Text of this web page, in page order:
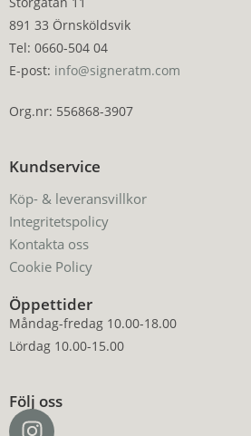
891 33 Örnsköldsvik
Tel: 0660-504 04
E-post: info@signeratm.com
Org.nr: 556868-3907
Kundservice
Köp- & leveransvillkor
Integritetspolicy
Kontakta oss
Cookie Policy
Öppettider
Måndag-fredag 10.00-18.00
Lördag 10.00-15.00
Följ oss